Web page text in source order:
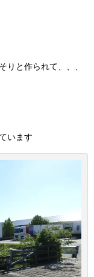
りと作られて、、、
います